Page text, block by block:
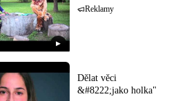
▶
Reklamy
Dělat věci
&#8222;jako holka"